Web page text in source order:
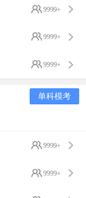
9999+
9999+
9999+
单科模考
9999+
9999+